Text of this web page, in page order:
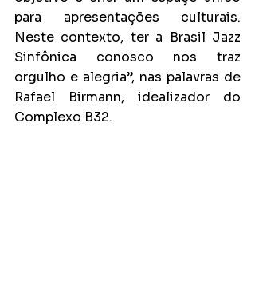
para apresentações culturais.
Neste contexto, ter a Brasil Jazz
Sinfônica conosco nos traz
orgulho e alegria”, nas palavras de
Rafael Birmann, idealizador do
Complexo B32.